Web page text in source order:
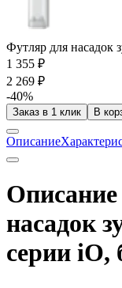
Футляр для насадок
1 355 ₽
2 269 ₽
-40%
Заказ в 1 клик В
Описание
насадок
серии iO,